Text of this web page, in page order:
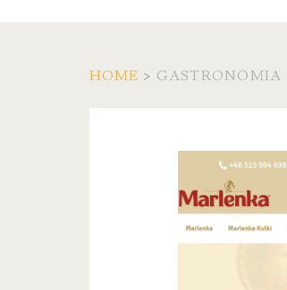
HOME > GASTRONOMIA
Gastronomia